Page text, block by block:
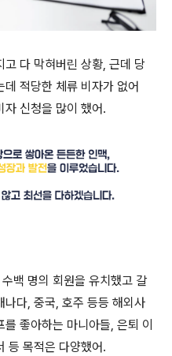
다 막혀버린 상황, 근데 당
적당한 체류 비자가 없어
자 신청을 많이 했어.
백 명의 회원을 유치했고 갈
다, 중국, 호주 등등 해외사
좋아하는 마니아들, 은퇴 이
등 목적은 다양했어.